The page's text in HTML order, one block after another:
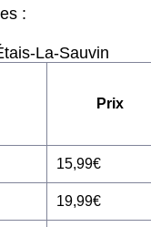
:
La-Sauvin
Prix
15,99€
19,99€